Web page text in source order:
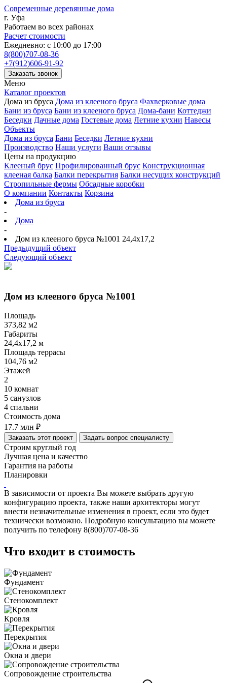
Современные деревянные дома
г. Уфа
Работаем во всех районах
Расчет стоимости
Ежедневно: с 10:00 до 17:00
8(800)707-08-36
+7(912)606-91-92
Заказать звонок
Меню
Каталог проектов
Дома из бруса Дома из клееного бруса Фахверковые дома
Бани из бруса Бани из клееного бруса Дома-бани Коттеджи
Беседки Дачные дома Гостевые дома Летние кухни Навесы
Объекты
Дома из бруса Бани Беседки Летние кухни
Производство Наши услуги Ваши отзывы
Цены на продукцию
Клееный брус Профилированный брус Конструкционная
клееная балка Балки перекрытия Балки несущих конструкций
Стропильные фермы Обсадные коробки
О компании Контакты Корзина
Дома из бруса
-
Дома
-
Дом из клееного бруса №1001 24,4х17,2
Предыдущий объект
Следующий объект
Дом из клееного бруса №1001
Площадь
373,82 м2
Габариты
24,4х17,2 м
Площадь террасы
104,76 м2
Этажей
2
10 комнат
5 санузлов
4 спальни
Стоимость дома
17.7 млн ₽
Заказать этот проект Задать вопрос специалисту
Строим круглый год
Лучшая цена и качество
Гарантия на работы
Планировки
В зависимости от проекта Вы можете выбрать другую
конфигурацию проекта, также наши архитекторы могут
внести незначительные изменения в проект, если это будет
технически возможно. Подробную консультацию вы можете
получить по телефону 8(800)707-08-36
Что входит в стоимость
Фундамент
Стенокомплект
Кровля
Перекрытия
Окна и двери
Сопровождение строительства